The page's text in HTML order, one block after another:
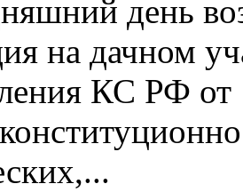
день
на дачном
КС РФ